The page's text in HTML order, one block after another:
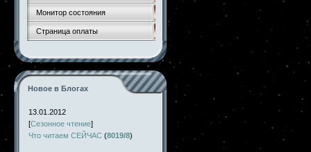
Монитор состояния
Страница оплаты
Новое в Блогах
13.01.2012
[Сезонное чтение]
Что читаем СЕЙЧАС (8019/8)